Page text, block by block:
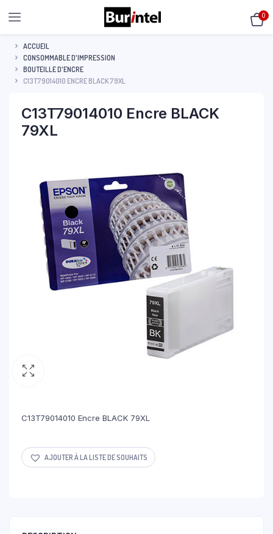
0
ACCUEIL
CONSOMMABLE D'IMPRESSION
BOUTEILLE D'ENCRE
C13T79014010 ENCRE BLACK 79XL
C13T79014010 Encre BLACK
79XL
C13T79014010 Encre BLACK 79XL
AJOUTER À LA LISTE DE SOUHAITS